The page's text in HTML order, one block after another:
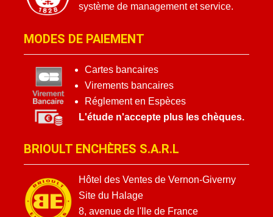
système de management et service.
MODES DE PAIEMENT
Cartes bancaires
Virements bancaires
Réglement en Espèces
L'étude n'accepte plus les chèques.
BRIOULT ENCHÈRES S.A.R.L
Hôtel des Ventes de Vernon-Giverny
Site du Halage
8, avenue de l'Ile de France